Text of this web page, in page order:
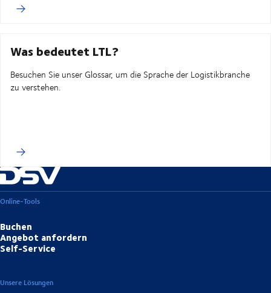
Was bedeutet LTL?
Besuchen Sie unser Glossar, um die Sprache der Logistikbranche
zu verstehen.
Online-Tools
Buchen
Angebot anfordern
Self-Service
Unsere Lösungen